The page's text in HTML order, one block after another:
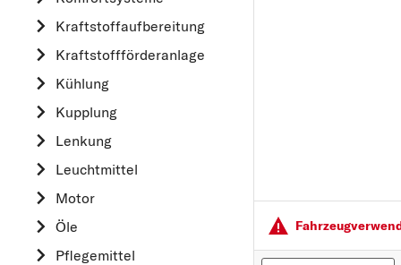
Kraftstoff­aufbereitung
Kraftstoff­förderanlage
Kühlung
Kupplung
Lenkung
Leuchtmittel
Motor
Öle
Pflegemittel
DACIA
DAIHATSU